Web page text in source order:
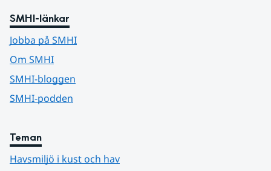
SMHI-länkar
Jobba på SMHI
Om SMHI
SMHI-bloggen
SMHI-podden
Teman
Havsmiljö i kust och hav